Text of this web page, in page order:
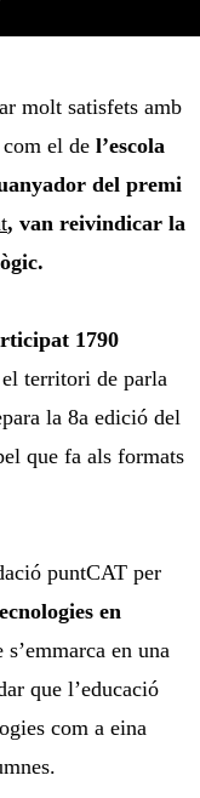
molt satisfets amb
el de l’escola
del premi
, van reivindicar la
1790
territori de parla
la 8a edició del
que fa als formats
puntCAT per
en
en una
que l’educació
com a eina